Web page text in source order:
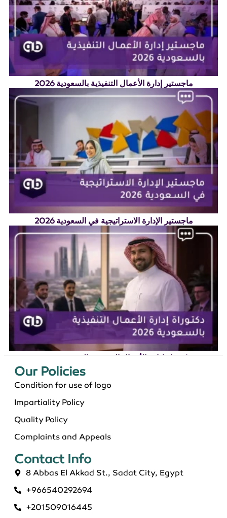
ماجستير إدارة الأعمال التنفيذية بالسعودية 2026
ماجستير الإدارة الاستراتيجية في السعودية 2026
دكتوراة إدارة الأعمال التنفيذية بالسعودية 2026
ماجستير عن بعد معتمد في السعودية 2026
Our Policies​
Condition for use of logo
Impartiality Policy
Quality Policy
Complaints and Appeals
Contact Info​
8 Abbas El Akkad St., Sadat City, Egypt
+966540292694
+201509016445